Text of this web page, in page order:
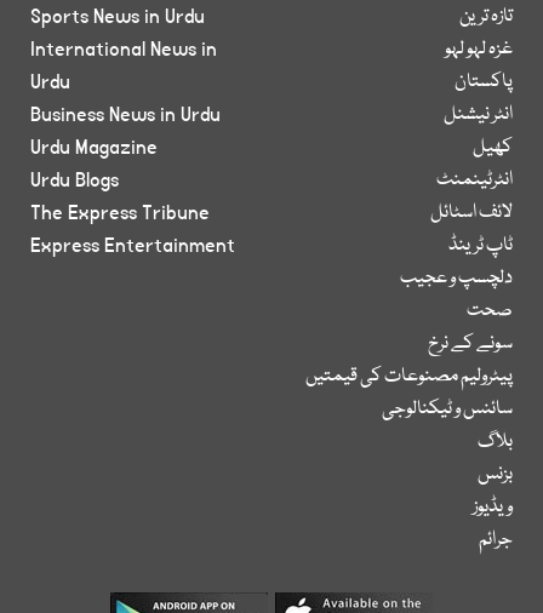
تازہ ترین
غزہ لہو لہو
پاکستان
انٹر نیشنل
کھیل
انٹرٹینمنٹ
لائف اسٹائل
ٹاپ ٹرینڈ
دلچسپ و عجیب
صحت
سونے کے نرخ
پیٹرولیم مصنوعات کی قیمتیں
سائنس و ٹیکنالوجی
بلاگ
بزنس
ویڈیوز
جرائم
Sports News in Urdu
International News in
Urdu
Business News in Urdu
Urdu Magazine
Urdu Blogs
The Express Tribune
Express Entertainment